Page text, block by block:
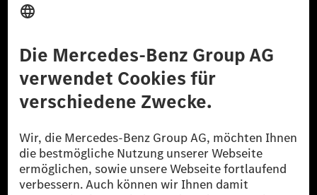
© 2026 Mercedes-Benz Group AG. Alle Rechte vorbehalten.
reduzierte CO₂-Emissionen bei der Mercedes-Benz Group durch
zertifizierte Ausgleichsprojekte kompensiert werden.
[2] Renewable Charging ist ein integraler Bestandteil von MB.CHARGE
Public in Europa, den USA, Kanada und China. Sofern an der jeweiligen